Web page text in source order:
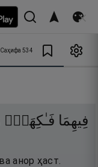
Саҳифа 534
فِيهِمَا فَـٰكِهَةٌۭ
анор ҳаст.